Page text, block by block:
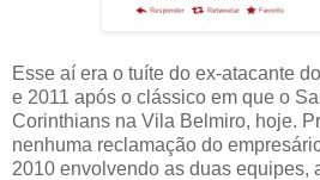
Esse aí era o tuíte do ex-atacante
e 2011 após o clássico em que o
Corinthians na Vila Belmiro, hoje.
nenhuma reclamação do
2010 envolvendo as duas equipes,